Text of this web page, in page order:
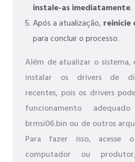
instale-as imediatamente.
Após a atualização, reinicie
para concluir o processo.
Além de atualizar o sistema,
instalar os drivers de
recentes, pois os drivers
funcionamento
brmsi06.bin ou de outros
Para fazer isso, acesse
computador ou